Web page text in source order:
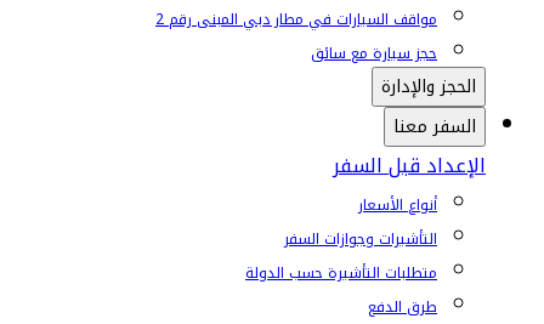
مواقف السيارات في مطار دبي المبنى رقم 2
حجز سيارة مع سائق
الحجز والإدارة
السفر معنا
الإعداد قبل السفر
أنواع الأسعار
التأشيرات وجوازات السفر
متطلبات التأشيرة حسب الدولة
طرق الدفع